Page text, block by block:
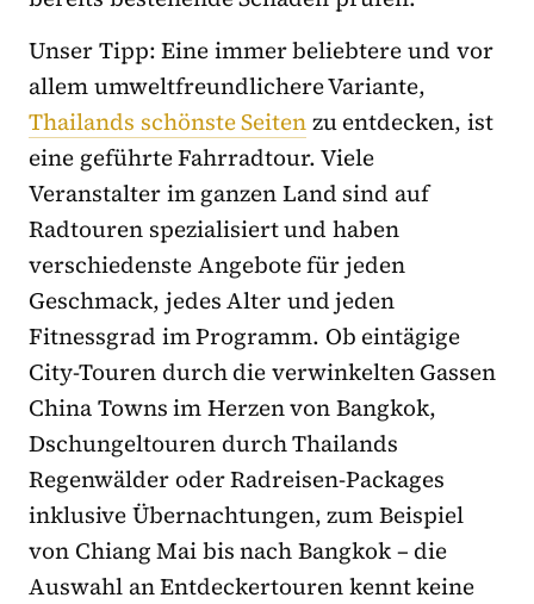
Unser Tipp: Eine immer beliebtere und vor
allem umweltfreundlichere Variante,
Thailands schönste Seitenzu entdecken, ist
eine geführte Fahrradtour. Viele
Veranstalter im ganzen Land sind auf
Radtouren spezialisiert und haben
verschiedenste Angebote für jeden
Geschmack, jedes Alter und jeden
Fitnessgrad im Programm. Ob eintägige
City-Touren durch die verwinkelten Gassen
China Towns im Herzen von Bangkok,
Dschungeltouren durch Thailands
Regenwälder oder Radreisen-Packages
inklusive Übernachtungen, zum Beispiel
von Chiang Mai bis nach Bangkok – die
Auswahl an Entdeckertouren kennt keine